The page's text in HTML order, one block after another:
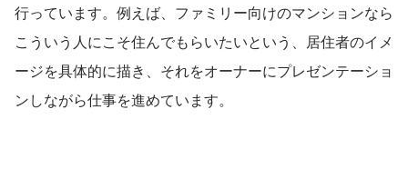
行っています。例えば、ファミリー向けのマンションなら
こういう人にこそ住んでもらいたいという、居住者のイメ
ージを具体的に描き、それをオーナーにプレゼンテーショ
ンしながら仕事を進めています。